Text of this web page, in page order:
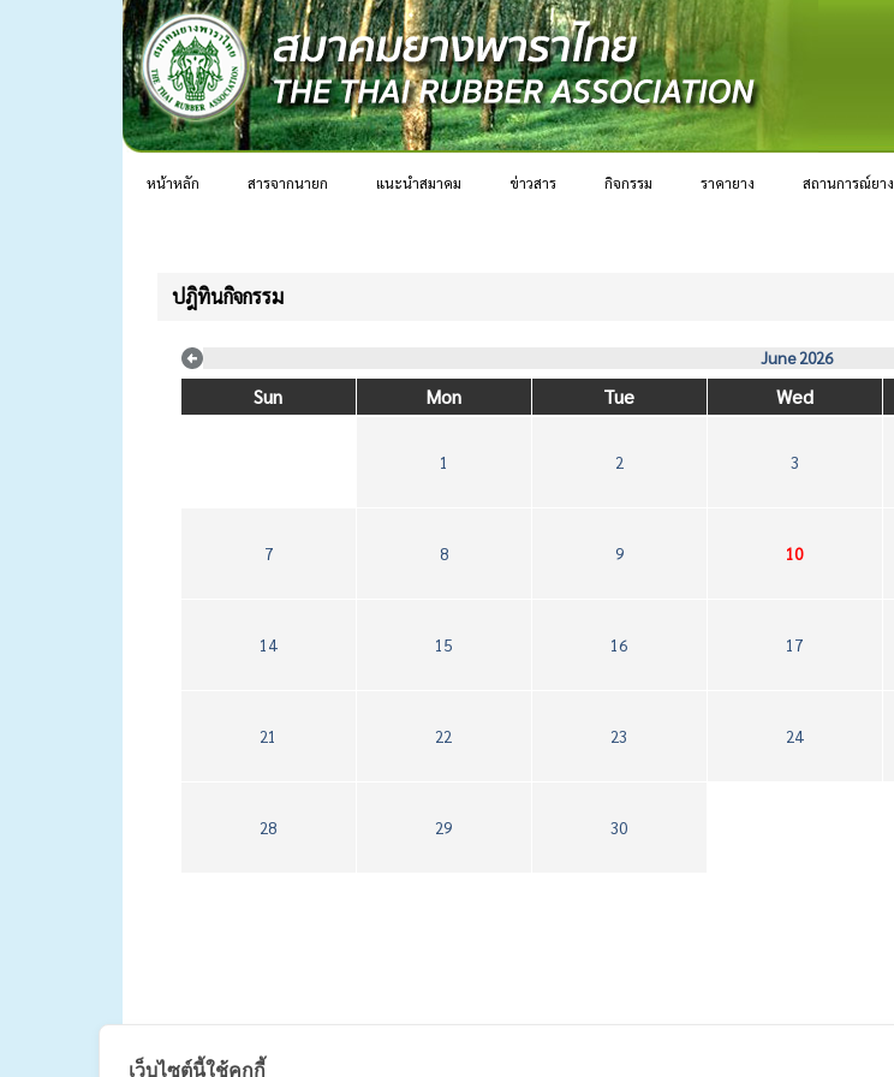
หน้าหลัก สารจากนายก แนะนำสมาคม ข่าวสาร กิจกรรม ราคายาง สถานการณ์ยาง
ปฎิทินกิจกรรม
June 2026
Sun Mon Tue Wed
1 2 3
7 8 9 10
14 15 16 17
21 22 23 24
28 29 30
เว็บไซต์นี้ใช้คุกกี้